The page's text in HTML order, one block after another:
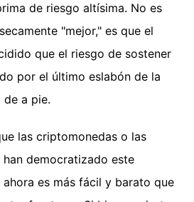
de riesgo altísima. No es
"mejor," es que el
que el riesgo de sostener
por el último eslabón de la
de a pie.
las criptomonedas o las
democratizado este
es más fácil y barato que